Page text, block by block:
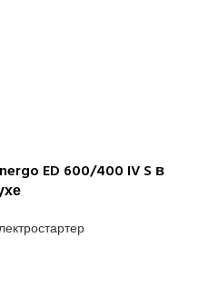
ED 600/400 IV S в